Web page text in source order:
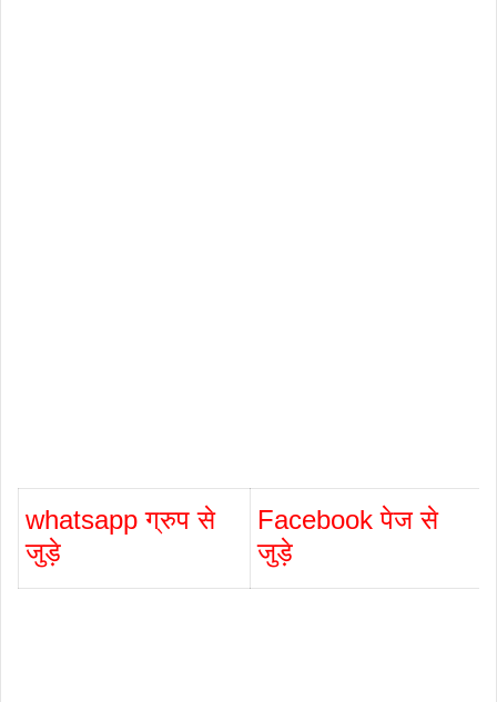
whatsapp ग्रुप से
जुड़े
Facebook पेज से
जुड़े